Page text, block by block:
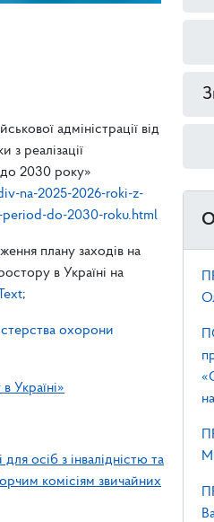
адміністрації від
реалізації
до 2030 року»
na-2025-2026-roki-z-
period-do-2030-roku.html
плану заходів на
в Україні на
;
охорони
Україні»
осіб з інвалідністю та
комісіям звичайних